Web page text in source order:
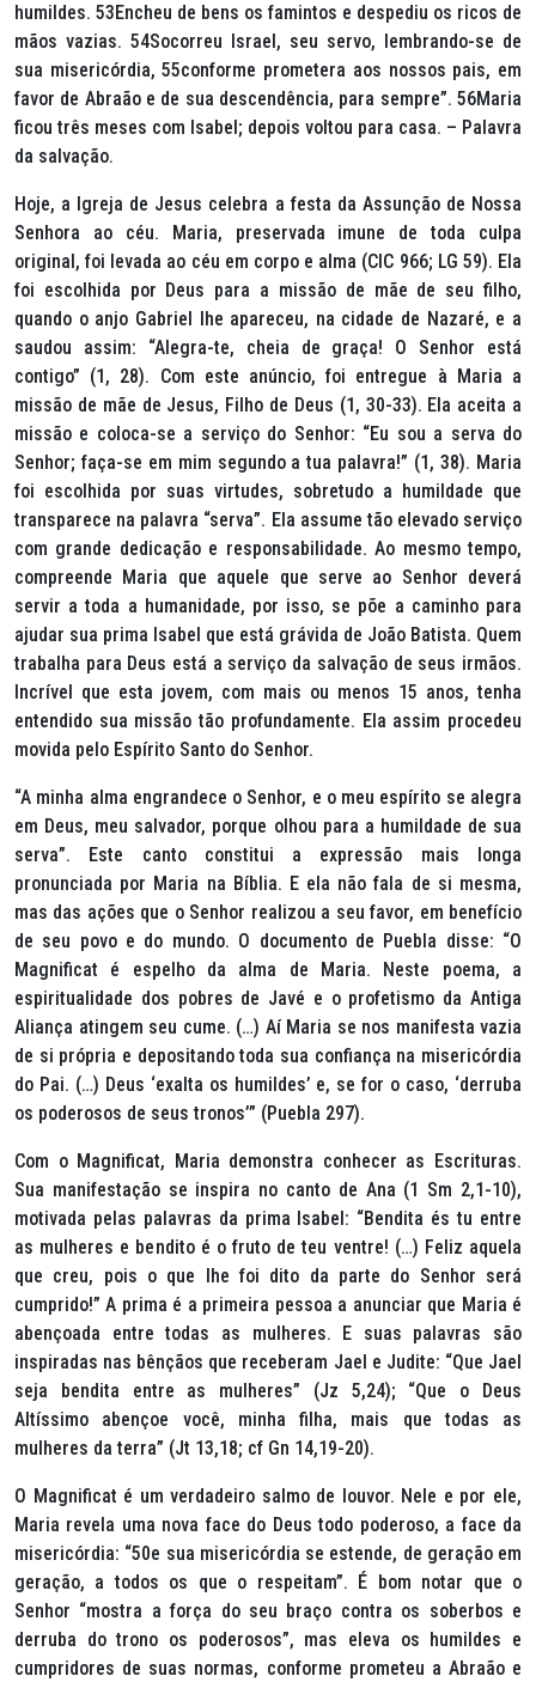
humildes. 53Encheu de bens os famintos e despediu os ricos de
mãos vazias. 54Socorreu Israel, seu servo, lembrando-se de
sua misericórdia, 55conforme prometera aos nossos pais, em
favor de Abraão e de sua descendência, para sempre”. 56Maria
ficou três meses com Isabel; depois voltou para casa. – Palavra
da salvação.
Hoje, a Igreja de Jesus celebra a festa da Assunção de Nossa
Senhora ao céu. Maria, preservada imune de toda culpa
original, foi levada ao céu em corpo e alma (CIC 966; LG 59). Ela
foi escolhida por Deus para a missão de mãe de seu filho,
quando o anjo Gabriel lhe apareceu, na cidade de Nazaré, e a
saudou assim: “Alegra-te, cheia de graça! O Senhor está
contigo” (1, 28). Com este anúncio, foi entregue à Maria a
missão de mãe de Jesus, Filho de Deus (1, 30-33). Ela aceita a
missão e coloca-se a serviço do Senhor: “Eu sou a serva do
Senhor; faça-se em mim segundo a tua palavra!” (1, 38). Maria
foi escolhida por suas virtudes, sobretudo a humildade que
transparece na palavra “serva”. Ela assume tão elevado serviço
com grande dedicação e responsabilidade. Ao mesmo tempo,
compreende Maria que aquele que serve ao Senhor deverá
servir a toda a humanidade, por isso, se põe a caminho para
ajudar sua prima Isabel que está grávida de João Batista. Quem
trabalha para Deus está a serviço da salvação de seus irmãos.
Incrível que esta jovem, com mais ou menos 15 anos, tenha
entendido sua missão tão profundamente. Ela assim procedeu
movida pelo Espírito Santo do Senhor.
“A minha alma engrandece o Senhor, e o meu espírito se alegra
em Deus, meu salvador, porque olhou para a humildade de sua
serva”. Este canto constitui a expressão mais longa
pronunciada por Maria na Bíblia. E ela não fala de si mesma,
mas das ações que o Senhor realizou a seu favor, em benefício
de seu povo e do mundo. O documento de Puebla disse: “O
Magnificat é espelho da alma de Maria. Neste poema, a
espiritualidade dos pobres de Javé e o profetismo da Antiga
Aliança atingem seu cume. (…) Aí Maria se nos manifesta vazia
de si própria e depositando toda sua confiança na misericórdia
do Pai. (…) Deus ‘exalta os humildes’ e, se for o caso, ‘derruba
os poderosos de seus tronos’” (Puebla 297).
Com o Magnificat, Maria demonstra conhecer as Escrituras.
Sua manifestação se inspira no canto de Ana (1 Sm 2,1-10),
motivada pelas palavras da prima Isabel: “Bendita és tu entre
as mulheres e bendito é o fruto de teu ventre! (…) Feliz aquela
que creu, pois o que lhe foi dito da parte do Senhor será
cumprido!” A prima é a primeira pessoa a anunciar que Maria é
abençoada entre todas as mulheres. E suas palavras são
inspiradas nas bênçãos que receberam Jael e Judite: “Que Jael
seja bendita entre as mulheres” (Jz 5,24); “Que o Deus
Altíssimo abençoe você, minha filha, mais que todas as
mulheres da terra” (Jt 13,18; cf Gn 14,19-20).
O Magnificat é um verdadeiro salmo de louvor. Nele e por ele,
Maria revela uma nova face do Deus todo poderoso, a face da
misericórdia: “50e sua misericórdia se estende, de geração em
geração, a todos os que o respeitam”. É bom notar que o
Senhor “mostra a força do seu braço contra os soberbos e
derruba do trono os poderosos”, mas eleva os humildes e
cumpridores de suas normas, conforme prometeu a Abraão e